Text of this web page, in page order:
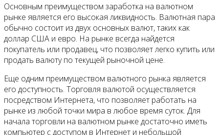
Основным преимуществом заработка на валютном
рынке является его высокая ликвидность. Валютная пара
обычно состоит из двух основных валют, таких как
доллар США и евро. На рынке всегда найдется
покупатель или продавец, что позволяет легко купить или
продать валюту по текущей рыночной цене.
Еще одним преимуществом валютного рынка является
его доступность. Торговля валютой осуществляется
посредством Интернета, что позволяет работать на
рынке из любой точки мира в любое время суток. Для
начала торговли на валютном рынке достаточно иметь
компьютер с доступом в Интернет и небольшой